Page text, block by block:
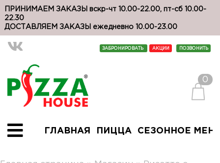
ПРИНИМАЕМ ЗАКАЗЫ вскр-чт 10.00-22.00, пт-сб 10.00-
22.30
ДОСТАВЛЯЕМ ЗАКАЗЫ ежедневно 10.00-23.00
ЗАБРОНИРОВАТЬ АКЦИИ ПОЗВОНИТЬ
0
ГЛАВНАЯ ПИЦЦА СЕЗОННОЕ